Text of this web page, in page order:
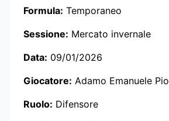
Formula: Temporaneo
Sessione: Mercato invernale
Data: 09/01/2026
Giocatore: Adamo Emanuele Pio
Ruolo: Difensore